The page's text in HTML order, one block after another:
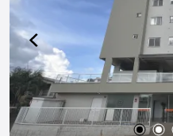
Luz; IPTU e Seguro